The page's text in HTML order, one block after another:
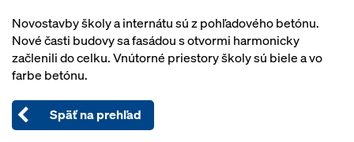
Novostavby školy a internátu sú z pohľadového betónu.
Nové časti budovy sa fasádou s otvormi harmonicky
začlenili do celku. Vnútorné priestory školy sú biele a vo
farbe betónu.
Späť na prehľad